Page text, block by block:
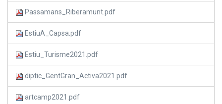
Passamans_Riberamunt.pdf
EstiuA_Capsa.pdf
Estiu_Turisme2021.pdf
diptic_GentGran_Activa2021.pdf
artcamp2021.pdf